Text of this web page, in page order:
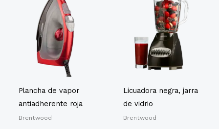
Plancha de vapor
antiadherente roja
Brentwood
Licuadora negra, jarra
de vidrio
Brentwood